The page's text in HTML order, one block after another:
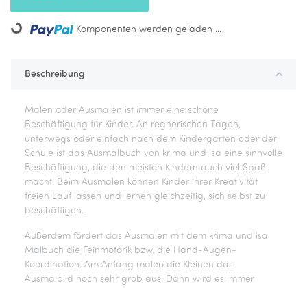
Loading... Komponenten werden geladen ...
Beschreibung
Malen oder Ausmalen ist immer eine schöne
Beschäftigung für Kinder. An regnerischen Tagen,
unterwegs oder einfach nach dem Kindergarten oder der
Schule ist das Ausmalbuch von krima und isa eine sinnvolle
Beschäftigung, die den meisten Kindern auch viel Spaß
macht. Beim Ausmalen können Kinder ihrer Kreativität
freien Lauf lassen und lernen gleichzeitig, sich selbst zu
beschäftigen.
Außerdem fördert das Ausmalen mit dem krima und isa
Malbuch die Feinmotorik bzw. die Hand-Augen-
Koordination. Am Anfang malen die Kleinen das
Ausmalbild noch sehr grob aus. Dann wird es immer